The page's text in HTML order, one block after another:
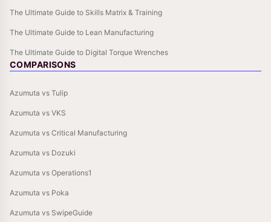
The Ultimate Guide to Skills Matrix & Training
The Ultimate Guide to Lean Manufacturing
The Ultimate Guide to Digital Torque Wrenches
COMPARISONS
Azumuta vs Tulip
Azumuta vs VKS
Azumuta vs Critical Manufacturing
Azumuta vs Dozuki
Azumuta vs Operations1
Azumuta vs Poka
Azumuta vs SwipeGuide